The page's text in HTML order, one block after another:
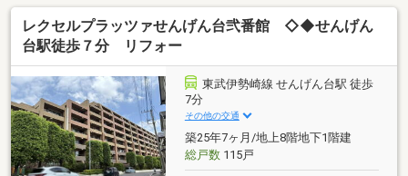
トバス・洗面化粧台・トイレ・建具） （貼替／クロス
全室・床材）（ハウスクリーニング 他）◆買物便利
（セブンイレブン360ｍ/MEATmeet大袋食肉卸売セン
レクセルプラッツァせんげん台弐番館 ◇◆せんげん
台駅徒歩７分 リフォー
東武伊勢崎線 せんげん台駅 徒歩
7分
その他の交通
築25年7ヶ月/地上8階地下1階建
総戸数115戸